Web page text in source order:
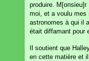
produire.
moi, et a voulu mes
astronomes à qui il
était diffamant pour
Il soutient que
en cette matière et